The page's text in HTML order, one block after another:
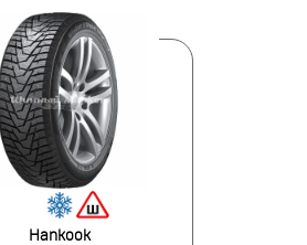
Hankook